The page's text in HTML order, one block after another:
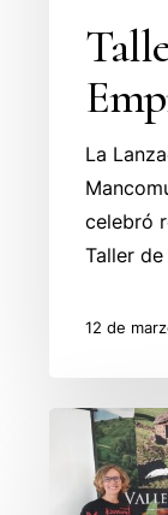
La
celebró
Taller
12 de
Taller
Linkedin